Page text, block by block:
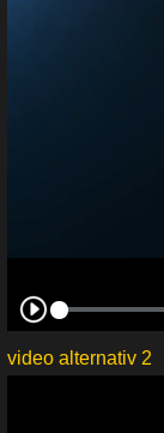
video alternativ 2